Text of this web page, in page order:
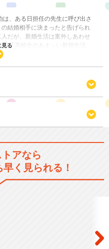
、ある日担任の先生に呼び出さ
結婚相手に決まったと告げられ
だが、新婚生活は案外しあわせ
子高校生のあま～い新婚生活、
見る
アなら
く見られる！